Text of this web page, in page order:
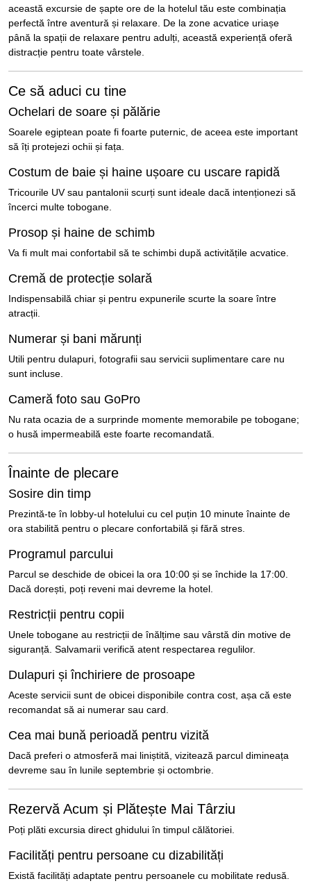
această excursie de șapte ore de la hotelul tău este combinația
perfectă între aventură și relaxare. De la zone acvatice uriașe
până la spații de relaxare pentru adulți, această experiență oferă
distracție pentru toate vârstele.
Ce să aduci cu tine
Ochelari de soare și pălărie
Soarele egiptean poate fi foarte puternic, de aceea este important
să îți protejezi ochii și fața.
Costum de baie și haine ușoare cu uscare rapidă
Tricourile UV sau pantalonii scurți sunt ideale dacă intenționezi să
încerci multe tobogane.
Prosop și haine de schimb
Va fi mult mai confortabil să te schimbi după activitățile acvatice.
Cremă de protecție solară
Indispensabilă chiar și pentru expunerile scurte la soare între
atracții.
Numerar și bani mărunți
Utili pentru dulapuri, fotografii sau servicii suplimentare care nu
sunt incluse.
Cameră foto sau GoPro
Nu rata ocazia de a surprinde momente memorabile pe tobogane;
o husă impermeabilă este foarte recomandată.
Înainte de plecare
Sosire din timp
Prezintă-te în lobby-ul hotelului cu cel puțin 10 minute înainte de
ora stabilită pentru o plecare confortabilă și fără stres.
Programul parcului
Parcul se deschide de obicei la ora 10:00 și se închide la 17:00.
Dacă dorești, poți reveni mai devreme la hotel.
Restricții pentru copii
Unele tobogane au restricții de înălțime sau vârstă din motive de
siguranță. Salvamarii verifică atent respectarea regulilor.
Dulapuri și închiriere de prosoape
Aceste servicii sunt de obicei disponibile contra cost, așa că este
recomandat să ai numerar sau card.
Cea mai bună perioadă pentru vizită
Dacă preferi o atmosferă mai liniștită, vizitează parcul dimineața
devreme sau în lunile septembrie și octombrie.
Rezervă Acum și Plătește Mai Târziu
Poți plăti excursia direct ghidului în timpul călătoriei.
Facilități pentru persoane cu dizabilități
Există facilități adaptate pentru persoanele cu mobilitate redusă.